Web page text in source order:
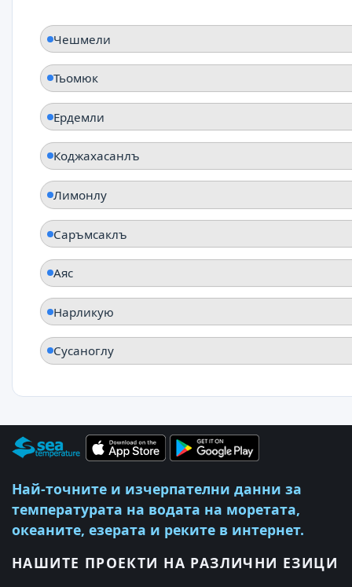
Чешмели
Тьомюк
Ердемли
Коджахасанлъ
Лимонлу
Саръмсаклъ
Аяс
Нарликую
Сусаноглу
Най-точните и изчерпателни данни за
температурата на водата на моретата,
океаните, езерата и реките в интернет.
НАШИТЕ ПРОЕКТИ НА РАЗЛИЧНИ ЕЗИЦИ